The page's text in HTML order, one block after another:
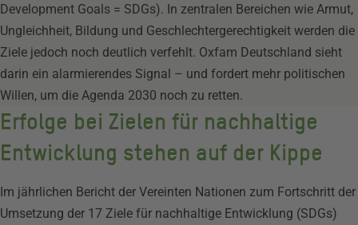
Development Goals = SDGs). In zentralen Bereichen wie Armut,
Ungleichheit, Bildung und Geschlechtergerechtigkeit werden die
Ziele jedoch noch deutlich verfehlt. Oxfam Deutschland sieht
darin ein alarmierendes Signal – und fordert mehr politischen
Willen, um die Agenda 2030 noch zu retten.
Erfolge bei Zielen für nachhaltige
Entwicklung stehen auf der Kippe
Im jährlichen Bericht der Vereinten Nationen zum Fortschritt der
Umsetzung der 17 Ziele für nachhaltige Entwicklung (SDGs)